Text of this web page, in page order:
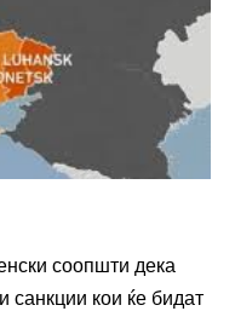
соопшти дека
санкции кои ќе бидат